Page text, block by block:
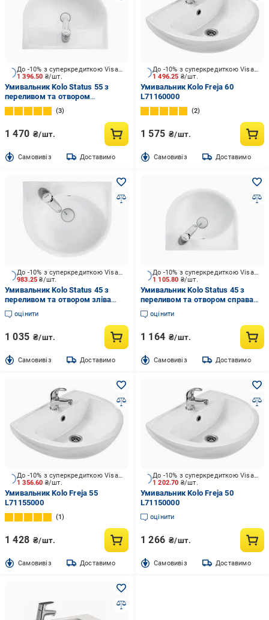
1 396.50 ₴/шт.
До -10% з суперкредиткою Visa Вигода
Умивальник Kolo Status 55 з
переливом та отвором
2321550UA
3
1 470 ₴/шт.
Cамовивіз Доставимо
1 496.25 ₴/шт.
До -10% з суперкредиткою Visa Вигода
Умивальник Kolo Freja 60
L71160000
2
1 575 ₴/шт.
Cамовивіз Доставимо
983.25₴/шт.
До -10% з суперкредиткою Visa Вигода
Умивальник Kolo Status 45 з
переливом та отвором зліва
2323450UA
оцінити
1 035 ₴/шт.
Cамовивіз Доставимо
1 105.80 ₴/шт.
До -10% з суперкредиткою Visa Вигода
Умивальник Kolo Status 45 з
переливом та отвором справа
2322450UA
оцінити
1 164 ₴/шт.
Cамовивіз Доставимо
1 356.60 ₴/шт.
До -10% з суперкредиткою Visa Вигода
Умивальник Kolo Freja 55
L71155000
1
1 428 ₴/шт.
Cамовивіз Доставимо
1 202.70 ₴/шт.
До -10% з суперкредиткою Visa Вигода
Умивальник Kolo Freja 50
L71150000
оцінити
1 266 ₴/шт.
Cамовивіз Доставимо